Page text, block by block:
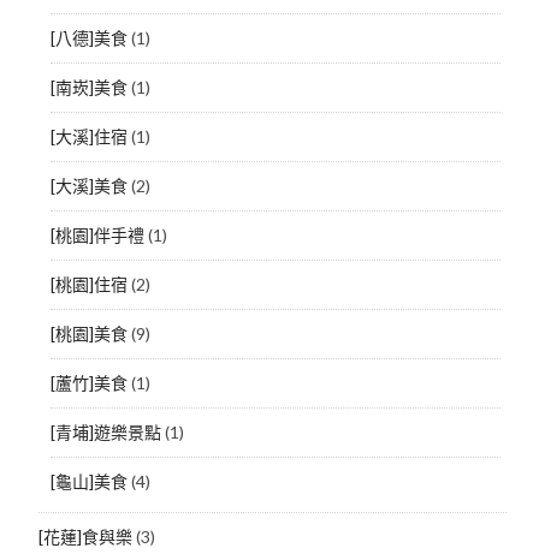
[八德]美食(1)
[南崁]美食(1)
[大溪]住宿 (1)
[大溪]美食(2)
[桃園]伴手禮(1)
[桃園]住宿 (2)
[桃園]美食(9)
[蘆竹]美食(1)
[青埔]遊樂景點(1)
[龜山]美食(4)
[花蓮]食與樂(3)